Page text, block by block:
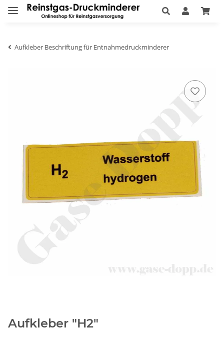
Aufkleber Beschriftung für Entnahmedruckminderer
Aufkleber "H2"